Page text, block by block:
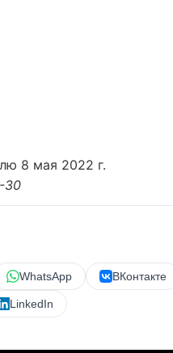
8 мая 2022 г.
30
WhatsApp ВКонтакте
LinkedIn